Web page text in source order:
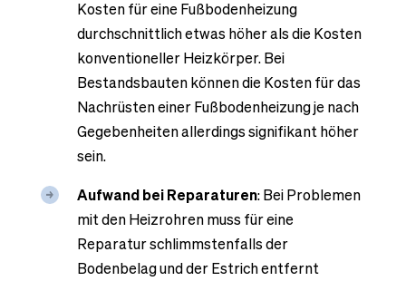
Kosten für eine Fußbodenheizung
durchschnittlich etwas höher als die Kosten
konventioneller Heizkörper. Bei
Bestandsbauten können die Kosten für das
Nachrüsten einer Fußbodenheizung je nach
Gegebenheiten allerdings signifikant höher
sein.
Aufwand bei Reparaturen: Bei Problemen
mit den Heizrohren muss für eine
Reparatur schlimmstenfalls der
Bodenbelag und der Estrich entfernt